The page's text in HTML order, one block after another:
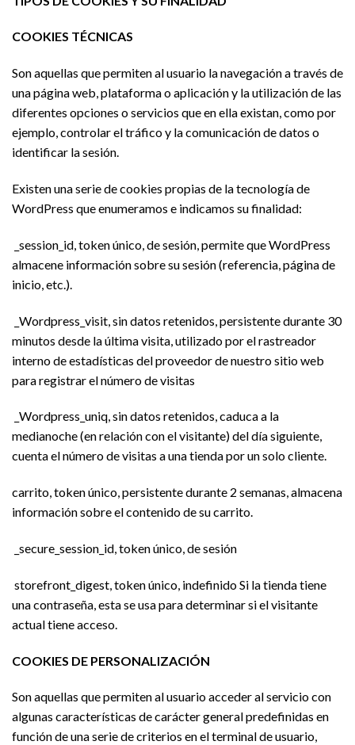
COOKIES TÉCNICAS
Son aquellas que permiten al usuario la navegación a través de
una página web, plataforma o aplicación y la utilización de las
diferentes opciones o servicios que en ella existan, como por
ejemplo, controlar el tráfico y la comunicación de datos o
identificar la sesión.
Existen una serie de cookies propias de la tecnología de
WordPress que enumeramos e indicamos su finalidad:
_session_id, token único, de sesión, permite que WordPress
almacene información sobre su sesión (referencia, página de
inicio, etc.).
_Wordpress_visit, sin datos retenidos, persistente durante 30
minutos desde la última visita, utilizado por el rastreador
interno de estadísticas del proveedor de nuestro sitio web
para registrar el número de visitas
_Wordpress_uniq, sin datos retenidos, caduca a la
medianoche (en relación con el visitante) del día siguiente,
cuenta el número de visitas a una tienda por un solo cliente.
carrito, token único, persistente durante 2 semanas, almacena
información sobre el contenido de su carrito.
_secure_session_id, token único, de sesión
storefront_digest, token único, indefinido Si la tienda tiene
una contraseña, esta se usa para determinar si el visitante
actual tiene acceso.
COOKIES DE PERSONALIZACIÓN
Son aquellas que permiten al usuario acceder al servicio con
algunas características de carácter general predefinidas en
función de una serie de criterios en el terminal de usuario,